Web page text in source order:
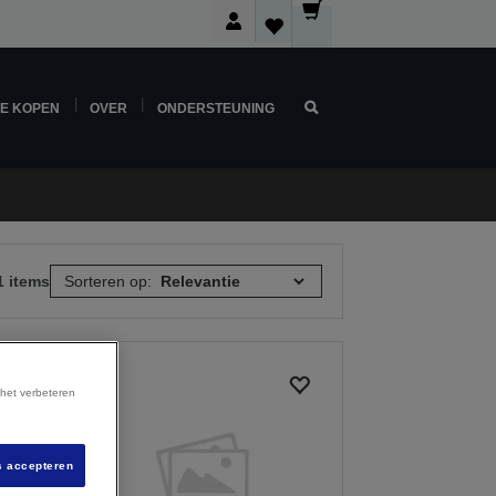
KOPEN OVER ONDERSTEUNING
items Sorteren op:
verbeteren
accepteren